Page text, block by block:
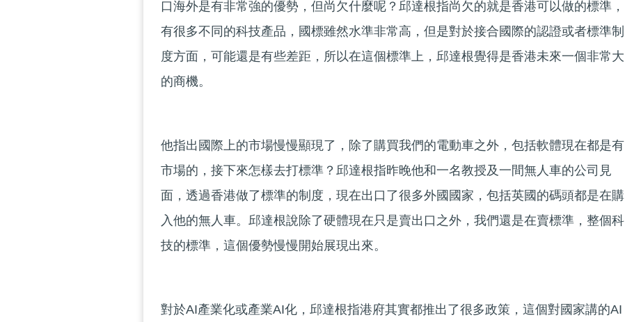
口海外是有非常強的優勢，但尚欠什麼呢？邱達根指尚欠的就是香港可以做的標準，
有很多不同的科技產品，國標雖然水準非常高，但是對於接合國際的認證或者標準制
度方面，可能還是有些差距，所以在這個標準上，邱達根覺得是香港未來一個非常大
的商機。
他指出國際上的市場慢慢顯現了，除了購買我們的電動車之外，包括軟體現在都是有
市場的，接下來怎樣去打標準？邱達根指昨晚他和一名教授及一間無人車的公司見
面，透過香港做了標準的制度，現在出口了很多外國國家，包括英國的碼頭都是在購
入他的無人車。邱達根說除了硬體現在只是賣出口之外，我們還是在賣標準，整個科
技的標準，這個優勢慢慢開始展現出來。
對於AI產業化或產業AI化，邱達根指港府其實都推出了很多政策，這個對國家講的AI